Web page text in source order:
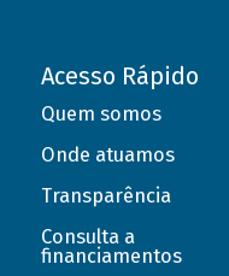
Acesso Rápido
Quem somos
Onde atuamos
Transparência
Consulta a
financiamentos